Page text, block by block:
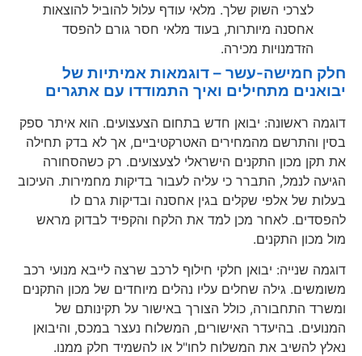
לצרכי השוק שלך. מלאי עודף עלול להוביל להוצאות
אחסנה מיותרות, בעוד מלאי חסר גורם להפסד
הזדמנויות מכירה.
חלק חמישה-עשר – דוגמאות אמיתיות של
יבואנים מתחילים ואיך התמודדו עם אתגרים
דוגמה ראשונה: יבואן חדש בתחום הצעצועים. הוא איתר ספק
בסין והתרשם מהמחירים האטרקטיביים, אך לא בדק תחילה
את תקן מכון התקנים הישראלי לצעצועים. רק כשהסחורה
הגיעה לנמל, התברר כי עליה לעבור בדיקות מחמירות. העיכוב
בעלות של אלפי שקלים בגין אחסנה ובדיקות גרם לו
להפסדים. לאחר מכן למד את הלקח והקפיד לבדוק מראש
מול מכון התקנים.
דוגמה שנייה: יבואן חלקי חילוף לרכב שרצה לייבא מנועי רכב
משומשים. גילה שחלים עליו נהלים מיוחדים של מכון התקנים
ומשרד התחבורה, כולל הצורך באישור על תקינותם של
המנועים. בהיעדר האישורים, המשלוח נעצר במכס, והיבואן
נאלץ להשיב את המשלוח לחו"ל או להשמיד חלק ממנו.